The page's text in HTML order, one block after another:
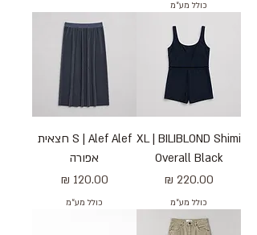
כולל מע״מ
XL | BILIBLOND Shimi
Overall Black
מחיר
כולל מע״מ
S | Alef Alef חצאית
אפורה
מחיר
כולל מע״מ